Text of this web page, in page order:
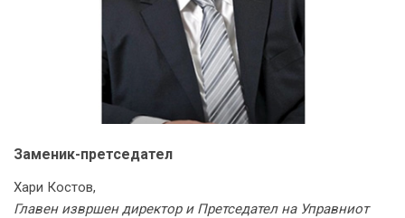
Заменик-претседател
Хари Костов,
Главен извршен директор и Претседател на Управниот